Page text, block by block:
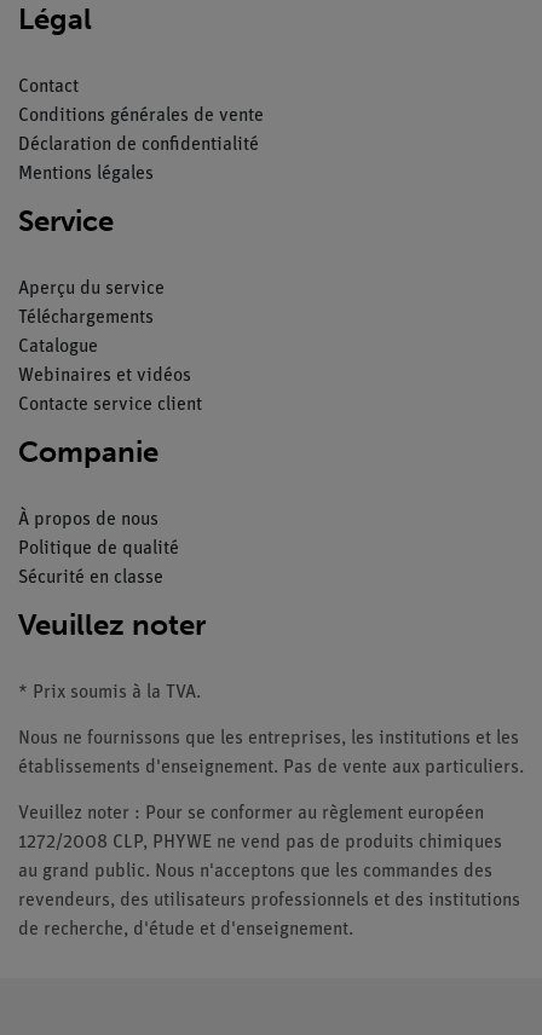
Légal
Contact
Conditions générales de vente
Déclaration de confidentialité
Mentions légales
Service
Aperçu du service
Téléchargements
Catalogue
Webinaires et vidéos
Contacte service client
Companie
À propos de nous
Politique de qualité
Sécurité en classe
Veuillez noter
* Prix soumis à la TVA.
Nous ne fournissons que les entreprises, les institutions et les
établissements d'enseignement. Pas de vente aux particuliers.
Veuillez noter : Pour se conformer au règlement européen
1272/2008 CLP, PHYWE ne vend pas de produits chimiques
au grand public. Nous n'acceptons que les commandes des
revendeurs, des utilisateurs professionnels et des institutions
de recherche, d'étude et d'enseignement.